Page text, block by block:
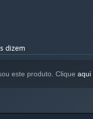
dizem
este produto. Clique aqui